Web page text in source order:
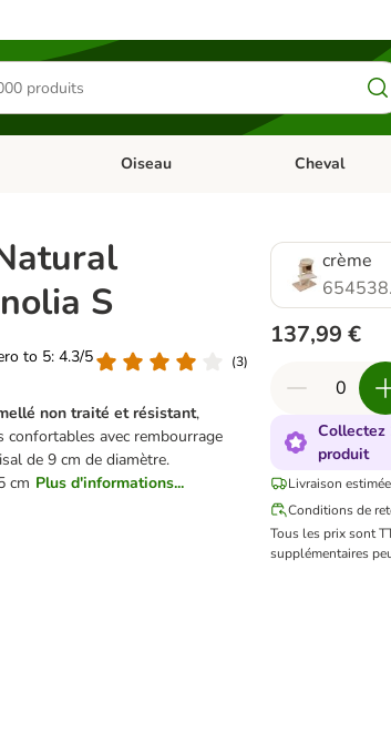
catégories: Rongeur & CoDérouler les catégories: Poisson
Oiseau Dérouler les
Cheval
S
to 5: 4.3/5
(3)
non traité et résistant,
confortables avec rembourrage
de 9 cm de diamètre.
cm Plus d'informations...
crème
137,99 €
Collectez
produit
Livraison
Conditions de
Tous les prix sont
supplémentaires